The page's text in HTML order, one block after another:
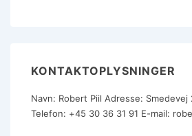
KONTAKTOPLYSNINGER
Navn: Robert Piil Adresse: Smedevej
Telefon: +45 30 36 31 91 E-mail: